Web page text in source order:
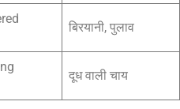
बिरयानी, पुलाव
दूध वाली चाय